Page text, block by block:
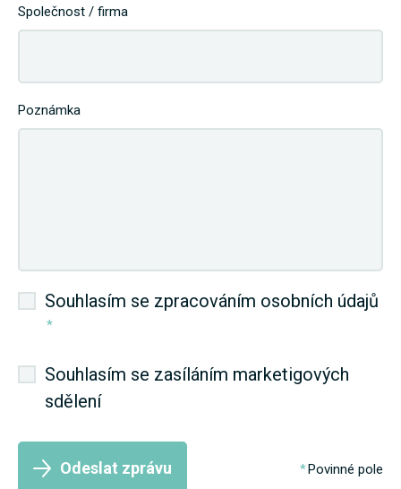
Společnost / firma
Poznámka
Souhlasím se zpracováním osobních údajů
*
Souhlasím se zasíláním marketigových
sdělení
Odeslat zprávu Povinné pole